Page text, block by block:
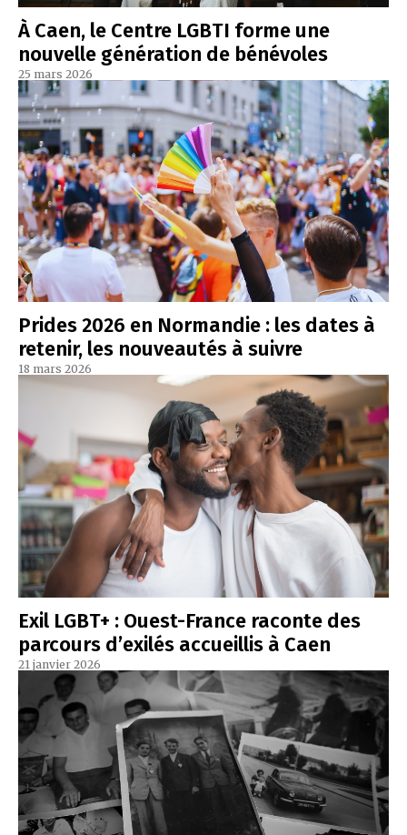
À Caen, le Centre LGBTI forme une
nouvelle génération de bénévoles
25 mars 2026
Prides 2026 en Normandie : les dates à
retenir, les nouveautés à suivre
18 mars 2026
Exil LGBT+ : Ouest-France raconte des
parcours d’exilés accueillis à Caen
21 janvier 2026